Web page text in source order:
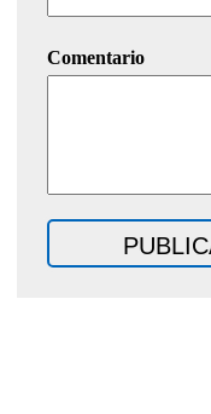
Comentario